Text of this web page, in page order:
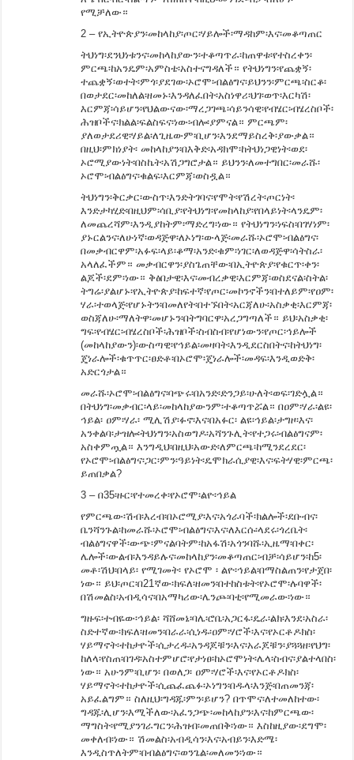
የሚቻለው።
2 – የኢትዮጵያን፡መከላከያ፡ጦር፡ሃይሎች፡ማዳከም፡እና፡መቆጣጠር
ትህነግ፡ደንህነቱንና፡መከላከያውን፡ተቆጣጥራ፡ከጠዋቱ፡የተስረቀን፡
ምርጫ፡ከአንዴም፡አምስቴ፡አስተናግዳለች። የትህነግን፡የጨቋኝ፡
ተጨቋኝ፡ወተት፡ምጎ፡ያደገው፡ኦሮሞ፡ብልፅግና፡ይህንን፡ምርጫ፡ስርቆ፡
በወታደር፡መከለል፡ዘመኑ፡እንዳለፈበት፡አስነዋሪ፡ህገ፡ወጥ፡እርካሽ፡
እርምጃ፡ሳይሆን፡የህልውናው፡ማረጋገጫ፡ሳይንሳዊ፡የብሄር፡ብሄረስቦች፡
ሕዝቦችና፡ክልል፡ፍልስፍና፡ነው፡ብሎ፡ያምናል። ምርጫም፡
ያለወታደሪዊ፡ሃይል፡ለጊዜውም፡ቢሆን፡እንደማይስረቅ፡ያውቃል።
በዚህ፡ምክነያት፡ መከላከያን፡በእቅድ፡አዳክሞ፡ከትህነጋዊነት፡ወደ፡
ኦሮሚያውነት፡በስኬት፡አሽጋግሮታል። ይህንን፡ለመተግበር፡መራሹ፡
ኦሮሞ፡ብልፅግና፡ቁልፍ፡እርምጃ፡ወስዷል።
ትህነግን፡ቅርቃር፡ውስጥ፡እንድትገባና፡የሞት፡የሽረት፡ጦርነት፡
እንድታካሂድ፡በዚህም፡ሳቢያ፡የትህነግ፡የመከላከያ፡የበላይነት፡ላንዴም፡
ለመጨረሻም፡እንዲያከትም፡ማድረግ፡ነው። የትህነግን፡ነፍስ፡በገሃነም፡
ያኑርልንና፡ለሁነኛ፡ወዳጅዋ፡ለኦነግ፡ውላጅ፡መራሹ፡ኦሮሞ፡ብልፅግና፡
በመቃብርዋም፡አፉፍ፡ላይ፡ቆማ፡አንድ፡ቁም፡ነገር፡ለወዳጅዋ፡ሳትስራ፡
አላለፈችም። መቃብርዋን፡ያስጌጠቸው፡በኢትዮጵያ፡የቁርጥ፡ቀን፡
ልጆች፡ደም፡ነው። ቅፅበታዊ፡እና፡መብረቃዊ፡እርምጃ፡ወስደናል፡ስትል፡
ትግሬ፡ያልሆኑ፡የኢትዮጵያ፡ከፍተኛ፡የጦር፡መኮንኖችን፡በተለይም፡የዐም፡
ሃራ፡ተወላጅ፡የሆኑትን፡በመለየት፡በተኙበት፡አርጃለሁ፡አስቃቂ፡እርምጃ፡
ወስጃለሁ፡ማለትዋ፡መሆኑን፡በትግባርዋ፡አረጋግጣለች። ይህ፡አስቃቂ፡
ግፍ፡የብሄር፡ብሄረስቦች፡ሕዝቦች፡ስብስብ፡የሆነውን፡የጦር፡ኅይሎች
(መከላከያውን)፡ውስጣዊ፡የኅይል፡መዛባት፡እንዲደርስበትና፡ከትህነግ፡
ጄነራሎች፡ቁጥጥር፡ፀድቶ፡በኦሮሞ፡ጄነራሎች፡መዳፍ፡እንዲወድቅ፡
አድርጎታል።
መራሹ፡ኦሮሞ፡ብልፅግና፡ባጭሩ፡በአንድ፡ድንጋይ፡ሁለት፡ወፍ፡ገድሏል።
በትህነግ፡መቃብር፡ላይ፡መከላከያውንም፡ተቆጣጥሯል። በዐም፡ሃራ፡ልዩ፡
ኅይል፡ ዐም፡ሃራ፡ ሚሊሽያ፡ፉኖ፡እና፡በአፉር፡ ልዩ፡ኅይል፡ታግዞ፡እና፡
አንቀልባ፡ታዝሎ፡ትህነግን፡አስወግዶ፡አሻንጉሊት፡የተጋሩ፡ብልፅግናም፡
አስቀምጧል። እንግዲህ፡በዚህ፡አውድ፡ለምርጫ፡ከሚንደረደር፡
የኦሮሞ፡ብልፅግና፡ጋር፡ምን፡ዓይነት፡ዴሞክራሲያዊ፡እና፡ፍትሃዊ፡ምርጫ፡
ይጠበቃል?
3 – በ35፡ዙር፡የተመረቀ፡የኦሮሞ፡ልዮ፡ኅይል
የምርጫው፡ሽብ፡እረብ፡በኦሮሚያ፡እና፡አጎራባች፡ክልሎች፡ደቡብና፡
ቤንሻንጉል፡ከመራሹ፡ኦሮሞ፡ብልፅግና፡እና፡ለእርሱ፡ላደሩ፡ጎረቤት፡
ብልፅግናዋች፡ውጭ፡ምናልባትም፡ከአፋሽ፡አጎንባሹ፡ኢዜማ፡በቀር፡
ሌሎች፡ውልብ፡እንዳይሉና፡መከላከያን፡መቆጣጠር፡ብቻ፡ሳይሆን፡ከ5፡
መቶ፡ሽህ፡በላይ፡ የሚገመት፡ የኦሮሞ ፡ ልዮ፡ኅይል፡በማስልጠን፡የታጀበ፡
ነው። ይህ፡ጦር፡በ21ኛው፡ክፍለ፡ዘመን፡በተከስቱት፡የኦሮሞ፡ሉባዋች፡
በሽመልስ፡አብዲሳና፡በአማካሪው፡ሌንጮ፡ባቲ፡የሚመራው፡ነው።
ግዙፍ፡ተብዬው፡ኅይል፡ ሻሸመኔ፡ባሌ፡ሮቤ፡አጋርፋ፡ዴራ፡ልክ፡እንደ፡አስራ፡
ስድተኛው፡ክፍለ፡ዘመን፡በራራ፡ሲነዱ፡ዐም፡ሃሮች፡እና፡የኦርቶዶክስ፡
ሃይማኖት፡ተከታዮች፡ሲታረዱ፡አንዳጆቹን፡እና፡አራጆቹን፡ያጓጓዘ፡የህግ፡
ከለላ፡የስጠ፡በገዳ፡አስተምሆሮ፡የታነፀ፡ከኦሮሞነት፡ሌላ፡ስብና፡ያልተላበስ፡
ነው። አሁንም፡ቢሆን፡ በወለጋ፡ ዐም፡ሃሮች፡እና፡የኦርቶዶክስ፡
ሃይማኖት፡ተከታዮች፡ሲጨፈጨፉ፡ኦነግን፡በዱላ፡እንጅ፡በጠመንጃ፡
አይፈልግም። ስለዚህ፡ግዳጁ፡ምን፡ይሆን? በጥሞና፡ለተመለከተው፡
ግዳጁ፡ሊሆን፡እሚችለው፡አፈንጋጭ፡መከላከያን፡እና፡ከምርጫው፡
ማግስት፡የሚያንገራግርን፡ሕዝብ፡መጠበቅ፡ነው። እስከዚያው፡ደግሞ፡
መቀለብ፡ነው። ሽመልስ፡አብዲሳን፡እና፡አብይን፡እድሜ፡
እንዲስጥለትም፡በብልፅግና፡ወንጌል፡መለመን፡ነው።